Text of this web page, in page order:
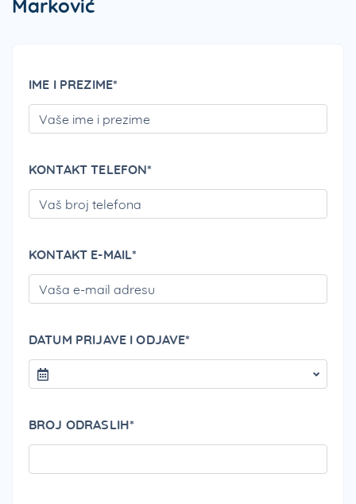
Marković
IME I PREZIME*
KONTAKT TELEFON*
KONTAKT E-MAIL*
DATUM PRIJAVE I ODJAVE*
BROJ ODRASLIH*